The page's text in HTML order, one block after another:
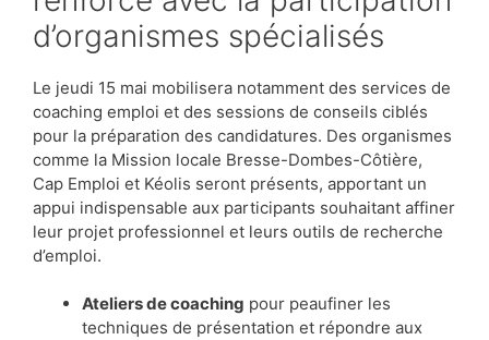
d’organismes spécialisés
Le jeudi 15 mai mobilisera notamment des services de
coaching emploi et des sessions de conseils ciblés
pour la préparation des candidatures. Des organismes
comme la Mission locale Bresse-Dombes-Côtière,
Cap Emploi et Kéolis seront présents, apportant un
appui indispensable aux participants souhaitant affiner
leur projet professionnel et leurs outils de recherche
d’emploi.
Ateliers de coaching pour peaufiner les
techniques de présentation et répondre aux